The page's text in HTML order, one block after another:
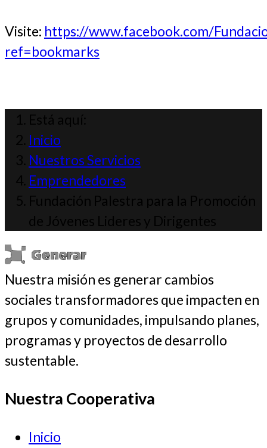
Visite: https://www.facebook.com/
ref=bookmarks
Inicio
Nuestros Servicios
Emprendedores
Nuestra misión es generar cambios
sociales transformadores que impacten en
grupos y comunidades, impulsando planes,
programas y proyectos de desarrollo
sustentable.
Nuestra Cooperativa
Inicio